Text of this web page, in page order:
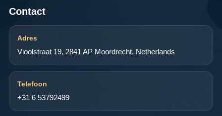
Contact
Adres
Vioolstraat 19, 2841 AP Moordrecht, Netherlands
Telefoon
+31 6 53792499